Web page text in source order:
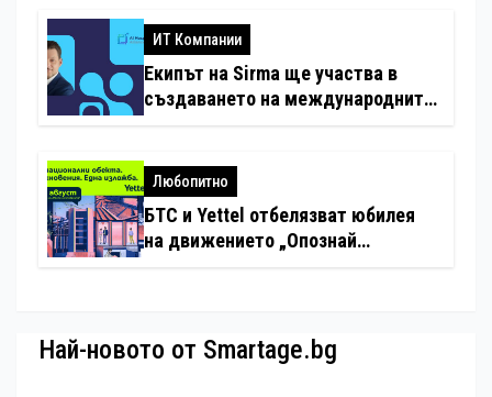
ИТ Компании
Екипът на Sirma ще участва в
създаването на международните
хотелиерството
Любопитно
БТС и Yettel отбелязват юбилея
на движението „Опознай
Най-новото от Smartage.bg